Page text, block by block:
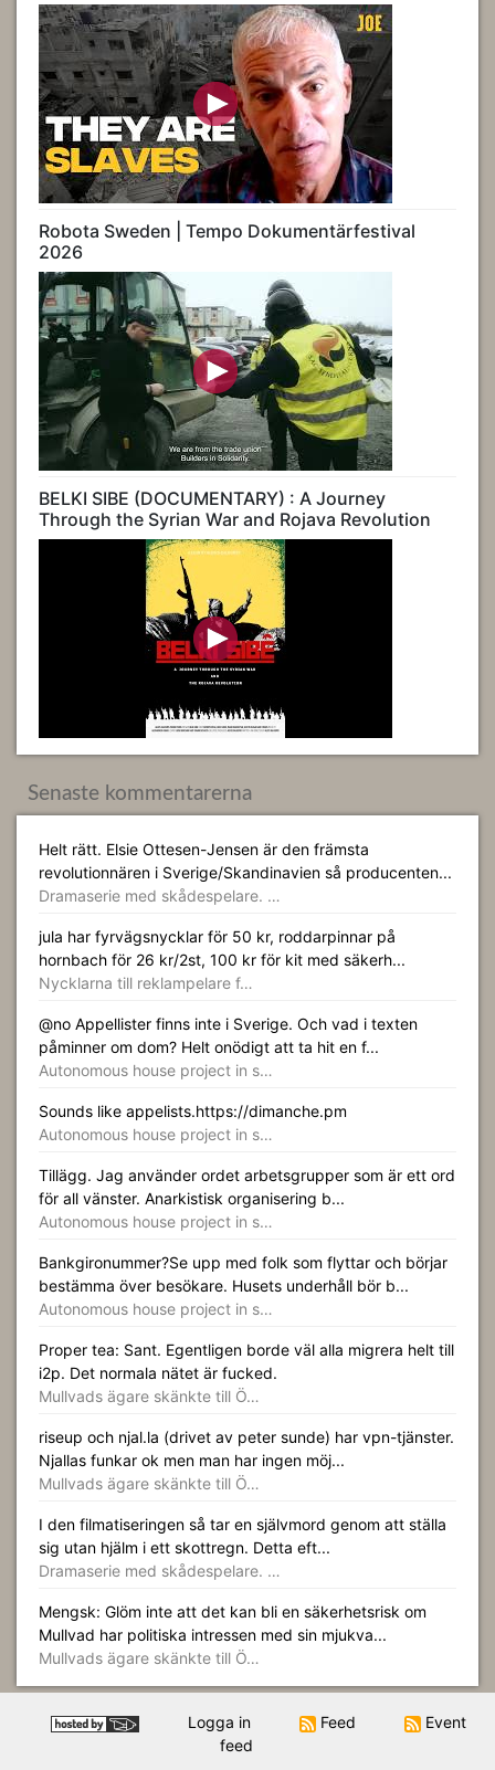
Robota Sweden | Tempo Dokumentärfestival
2026
BELKI SIBE (DOCUMENTARY) : A Journey
Through the Syrian War and Rojava Revolution
Senaste kommentarerna
Helt rätt. Elsie Ottesen-Jensen är den främsta
revolutionnären i Sverige/Skandinavien så producenten...
Dramaserie med skådespelare. …
jula har fyrvägsnycklar för 50 kr, roddarpinnar på
hornbach för 26 kr/2st, 100 kr för kit med säkerh...
Nycklarna till reklampelare f…
@no Appellister finns inte i Sverige. Och vad i texten
påminner om dom? Helt onödigt att ta hit en f...
Autonomous house project in s…
Sounds like appelists.https://dimanche.pm
Autonomous house project in s…
Tillägg. Jag använder ordet arbetsgrupper som är ett ord
för all vänster. Anarkistisk organisering b...
Autonomous house project in s…
Bankgironummer?Se upp med folk som flyttar och börjar
bestämma över besökare. Husets underhåll bör b...
Autonomous house project in s…
Proper tea: Sant. Egentligen borde väl alla migrera helt till
i2p. Det normala nätet är fucked.
Mullvads ägare skänkte till Ö…
riseup och njal.la (drivet av peter sunde) har vpn-tjänster.
Njallas funkar ok men man har ingen möj...
Mullvads ägare skänkte till Ö…
I den filmatiseringen så tar en självmord genom att ställa
sig utan hjälm i ett skottregn. Detta eft...
Dramaserie med skådespelare. …
Mengsk: Glöm inte att det kan bli en säkerhetsrisk om
Mullvad har politiska intressen med sin mjukva...
Mullvads ägare skänkte till Ö…
Logga in Feed
Event
feed